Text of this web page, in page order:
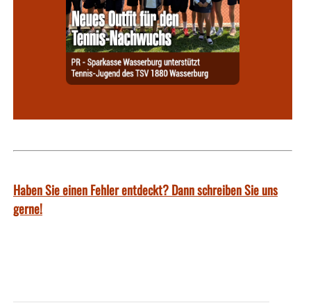
Haben Sie einen Fehler entdeckt? Dann schreiben Sie uns
gerne!